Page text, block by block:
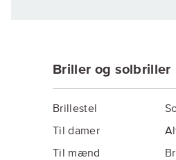
Briller og solbriller
Brillestel
Til damer
Til mænd